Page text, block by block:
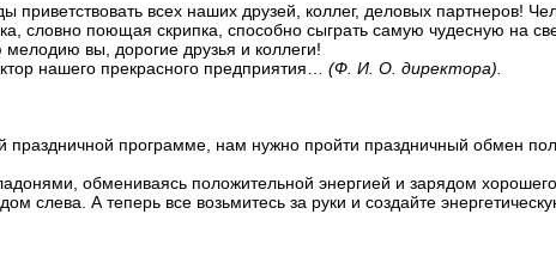
всех наших друзей, коллег, деловых партнеров!
словно поющая скрипка, способно сыграть самую чудесную на
вы, дорогие друзья и коллеги!
нашего прекрасного предприятия…
(Ф. И. О. директора).
программе, нам нужно пройти праздничный обмен
обмениваясь положительной энергией и зарядом хорошего
слева. А теперь все возьмитесь за руки и создайте